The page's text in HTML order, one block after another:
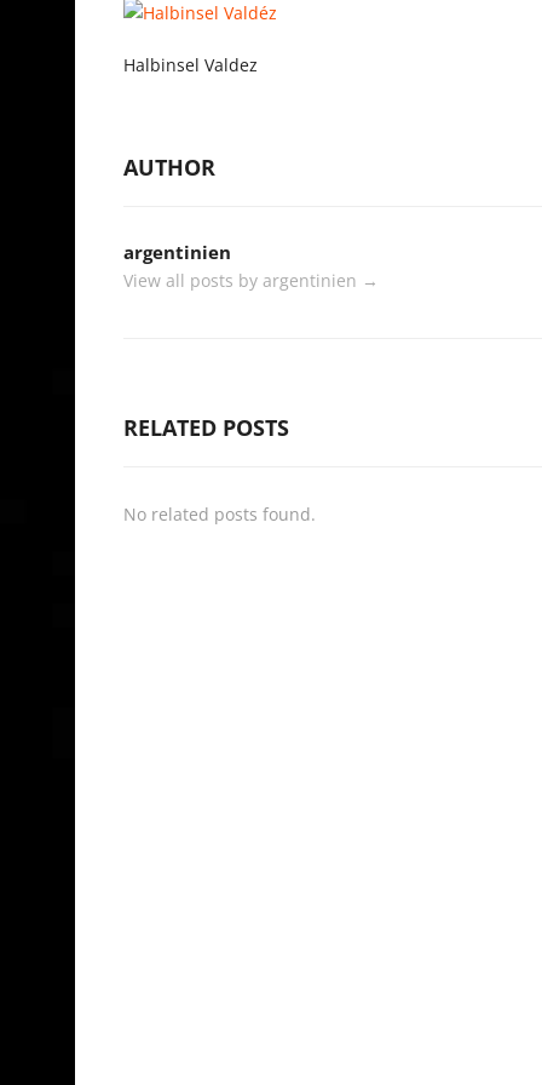
Halbinsel Valdez
AUTHOR
argentinien
View all posts by argentinien →
RELATED POSTS
No related posts found.